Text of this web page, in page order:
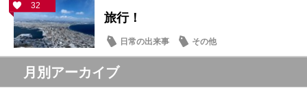
32
旅行！
日常の出来事 その他
月別アーカイブ